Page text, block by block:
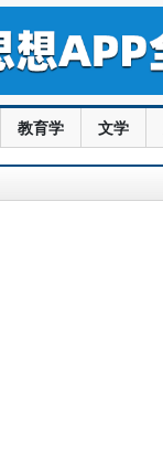
教育学 文学